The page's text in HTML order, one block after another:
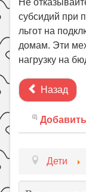
Не
субсидий при
льгот на
домам. Эти
нагрузку на
Назад
Дети